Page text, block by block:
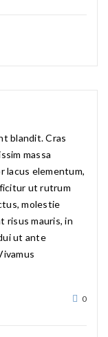
blandit. Cras
massa
lacus elementum,
ut rutrum
molestie
risus mauris, in
ut ante
0